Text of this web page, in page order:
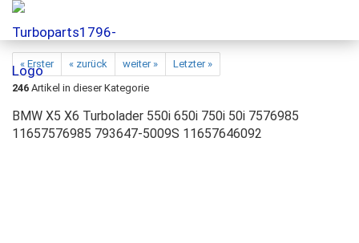
« Erster « zurück weiter »
Letzter »
246 Artikel in dieser Kategorie
BMW X5 X6 Turbolader 550i 650i 750i 50i 7576985
11657576985 793647-5009S 11657646092